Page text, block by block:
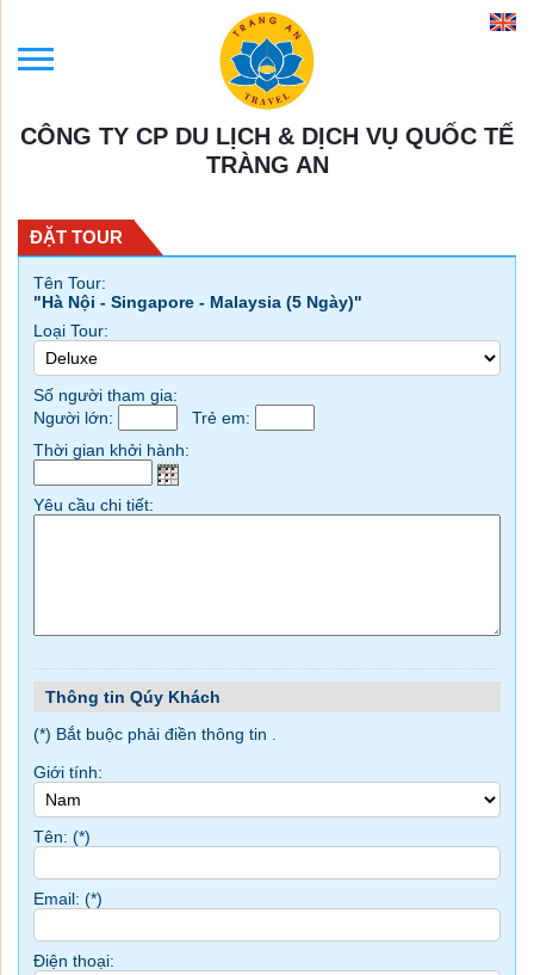
CÔNG TY CP DU LỊCH & DỊCH VỤ QUỐC TẾ
TRÀNG AN
ĐẶT TOUR
Tên Tour:
"Hà Nội - Singapore - Malaysia (5 Ngày)"
Loại Tour:
Số người tham gia:
Người lớn:
Trẻ em:
Thời gian khởi hành:
Yêu cầu chi tiết:
Thông tin Qúy Khách
(*) Bắt buộc phải điền thông tin .
Giới tính:
Tên: (*)
Email: (*)
Điện thoại: